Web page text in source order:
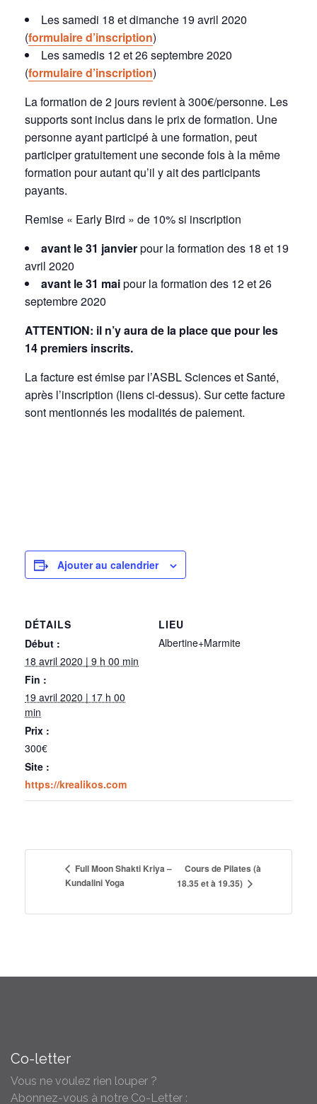
Les samedi 18 et dimanche 19 avril 2020
(formulaire d’inscription)
Les samedis 12 et 26 septembre 2020
(formulaire d’inscription)
La formation de 2 jours revient à 300€/personne. Les
supports sont inclus dans le prix de formation. Une
personne ayant participé à une formation, peut
participer gratuitement une seconde fois à la même
formation pour autant qu’il y ait des participants
payants.
Remise « Early Bird » de 10% si inscription
avant le 31 janvierpour la formation des 18 et 19
avril 2020
avant le 31 maipour la formation des 12 et 26
septembre 2020
ATTENTION: il n’y aura de la place que pour les
14 premiers inscrits.
La facture est émise par l’ASBL Sciences et Santé,
après l’inscription (liens ci-dessus). Sur cette facture
sont mentionnés les modalités de paiement.
Ajouter au calendrier
DÉTAILS
Début :
18 avril 2020 | 9 h 00 min
Fin :
19 avril 2020 | 17 h 00
min
Prix :
300€
Site :
https://krealikos.com
LIEU
Albertine+Marmite
Full Moon Shakti Kriya –
Kundalini Yoga
Cours de Pilates (à
18.35 et à 19.35)
Co-letter
Vous ne voulez rien louper ?
Abonnez-vous à notre Co-Letter :